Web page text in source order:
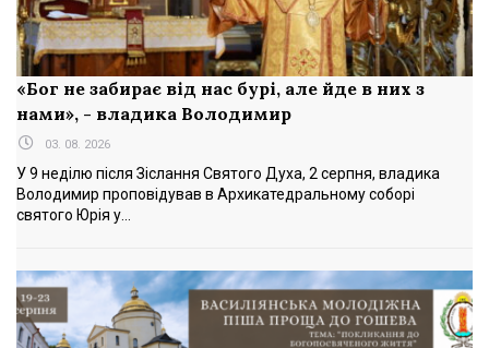
«Бог не забирає від нас бурі, але йде в них з
нами», - владика Володимир
03. 08. 2026
У 9 неділю після Зіслання Святого Духа, 2 серпня, владика
Володимир проповідував в Архикатедральному соборі
святого Юрія у...